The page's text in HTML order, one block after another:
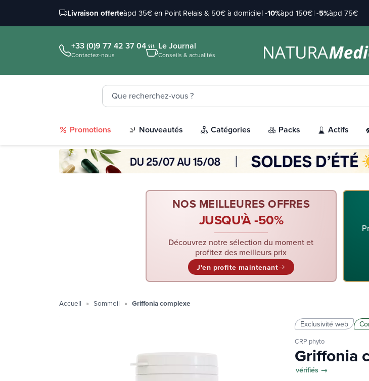
Livraison offerteàpd 35€ en Point Relais & 50€ à domicile|-10%àpd 150€|-5%àpd 75€
+33 (0)9 77 42 37 04
Contactez-nous
Le Journal
Conseils & actualités
Promotions Nouveautés Catégories Packs Actifs
NOS MEILLEURES OFFRES
JUSQU'À -50%
Découvrez notre sélection du moment et
profitez des meilleurs prix
J'en profite maintenant
Accueil Sommeil Griffonia complexe
Exclusivité web
CRP phyto
Griffonia
vérifiés →